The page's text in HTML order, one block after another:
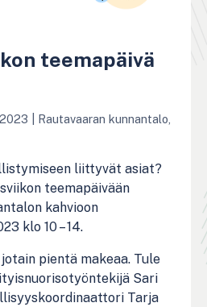
teemapäivä
Rautavaaran kunnantalo,
liittyvät asiat?
teemapäivään
kahvioon
klo 10 – 14.
pientä makeaa. Tule
Sari
Tarja